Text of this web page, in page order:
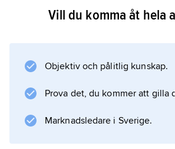
Nord-syd politik
Vill du komma åt hela
Objektiv och pålitlig kunskap.
Prova det, du kommer att gilla
Marknadsledare i Sverige.